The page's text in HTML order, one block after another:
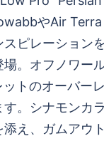
やAir Terra
スピレーション
。オフノワー
トのオーバー
。シナモンカ
え、ガムアウ